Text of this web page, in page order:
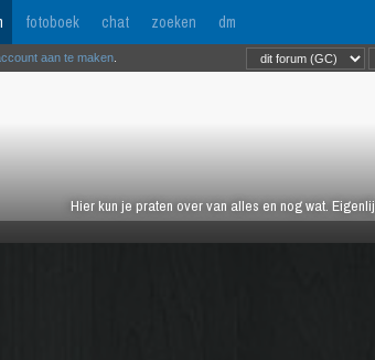
fotoboek chat zoeken dm
Hier kun je praten over van alles en nog wat.
aan te maken